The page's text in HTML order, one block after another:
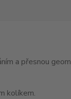
a přesnou
kolíkem.